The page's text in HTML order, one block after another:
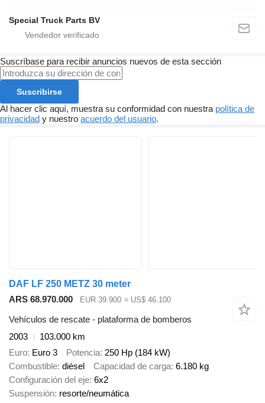
Special Truck Parts BV
Suscríbase para recibir anuncios nuevos de esta sección
Suscribirse
Al hacer clic aquí, muestra su conformidad con nuestra política de
privacidad y nuestro acuerdo del usuario.
DAF LF 250 METZ 30 meter
ARS 68.970.000
EUR 39.900 ≈ US$ 46.100
Vehículos de rescate - plataforma de bomberos
2003
103.000 km
Euro Euro 3 Potencia 250 Hp (184 kW)
Combustible diésel Capacidad de carga 6.180 kg
Configuración del eje 6x2
Suspensión resorte/neumática